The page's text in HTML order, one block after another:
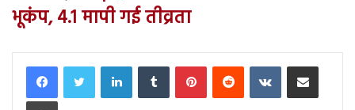
भूकंप, 4.1 मापी गई तीव्रता
LinkedInTumblr PinterestReddit VKontakteShare via Email
Print